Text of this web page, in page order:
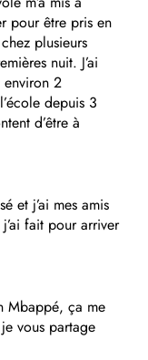
pour être pris en
plusieurs
nuit. J’ai
environ 2
depuis 3
d’être à
et j’ai mes amis
fait pour arriver
Mbappé, ça me
vous partage